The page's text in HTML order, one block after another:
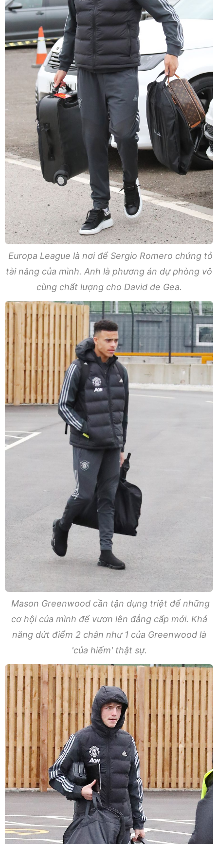
Europa League là nơi để Sergio Romero chứng tỏ
tài năng của mình. Anh là phương án dự phòng vô
cùng chất lượng cho David de Gea.
Mason Greenwood cần tận dụng triệt để những
cơ hội của mình để vươn lên đẳng cấp mới. Khả
năng dứt điểm 2 chân như 1 của Greenwood là
'của hiếm' thật sự.